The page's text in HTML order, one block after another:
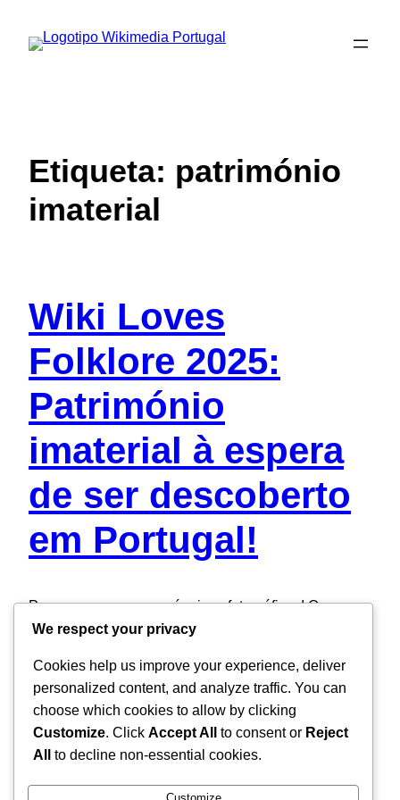
para
Etiqueta: património
imaterial
Wiki Loves
Folklore 2025:
Património
imaterial à espera
de ser descoberto
em Portugal!
Preparem as vossas máquinas fotográficas! O
concurso fotográfico internacional Wiki Loves Folklore
oportunidade de mostrar ao mundo a riqueza e a
diversidade da cultura popular portuguesa. Deixa a
tua marca neste evento global que celebra tradições,
costumes e expressões únicas que moldam a
04/02/2025
We respect your privacy
Cookies help us improve your experience, deliver
personalized content, and analyze traffic. You can
choose which cookies to allow by clicking
Customize. Click Accept All to consent or Reject
All
to decline non-essential cookies.